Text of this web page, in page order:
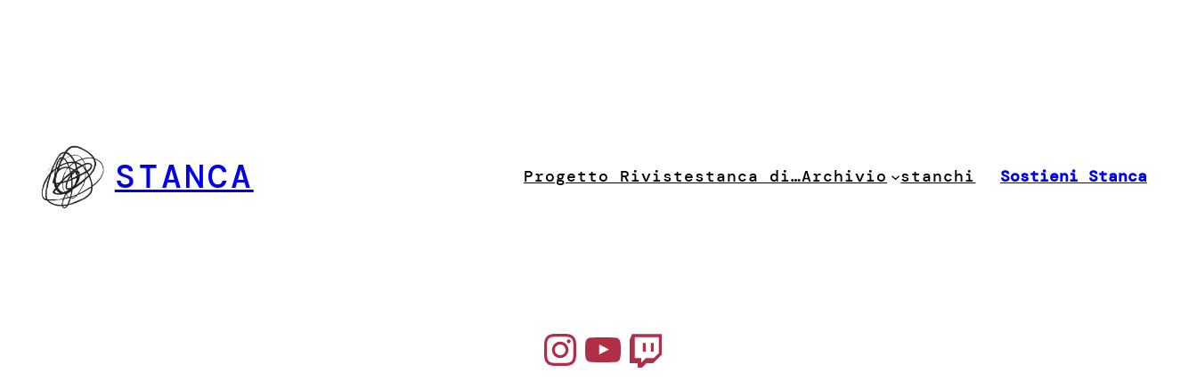
STANCA Progetto Rivistestanca di…Archivio stanchi Sostieni Stanca
Instagram YouTube Twitch